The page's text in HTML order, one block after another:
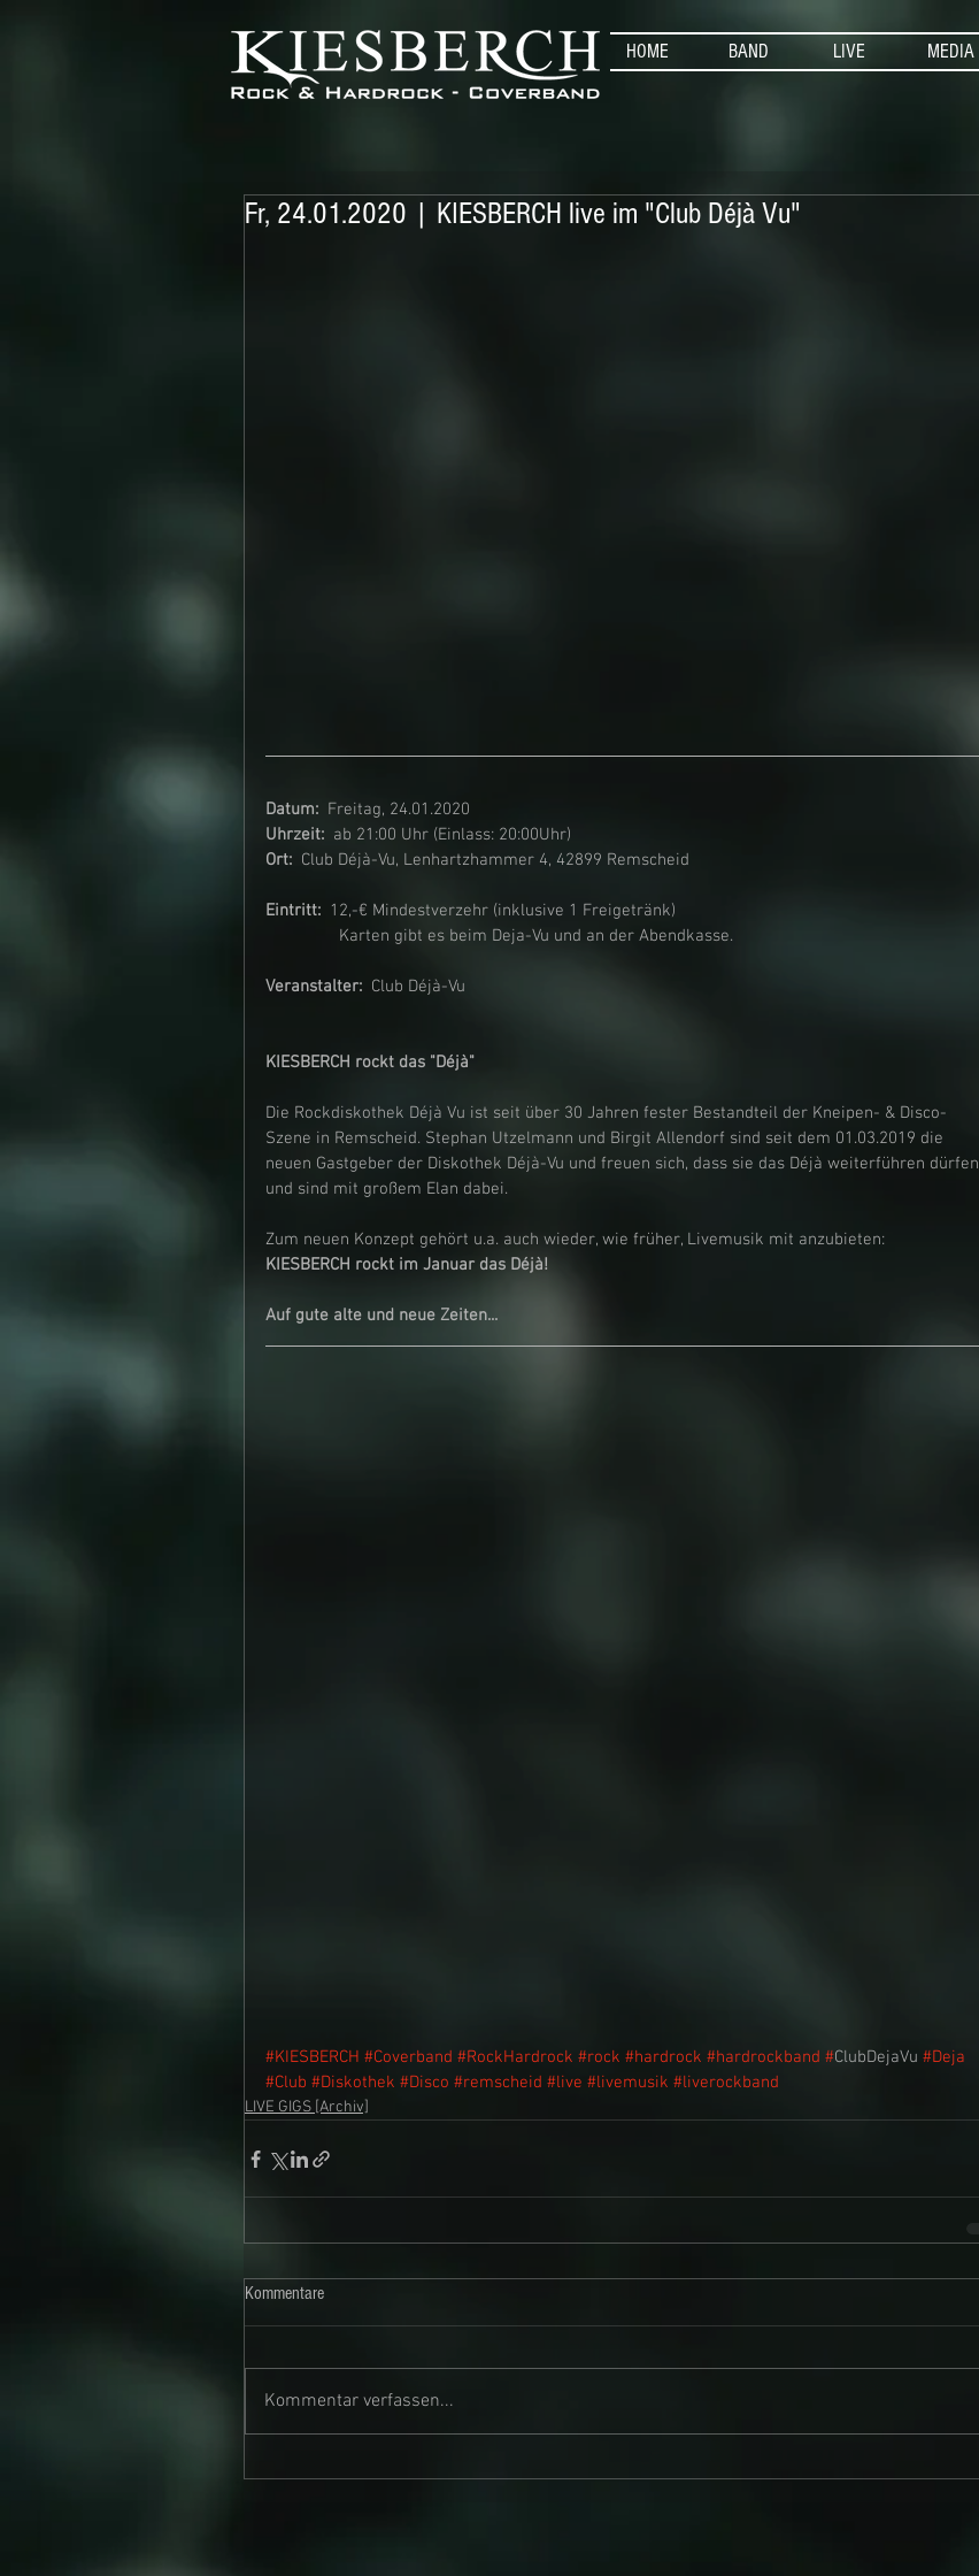
HOME BAND LIVE MEDIA
Fr, 24.01.2020 | KIESBERCH live im "Club Déjà Vu"
Datum:
  Freitag, 24.01.2020
Uhrzeit: ab 21:00 Uhr (Einlass: 20:00Uhr)
Ort:
  Club Déjà-Vu, Lenhartzhammer 4, 42899 Remscheid
Eintritt:
  12,-€ Mindestverzehr (inklusive 1 Freigetränk)
                Karten gibt es beim Deja-Vu und an der Abendkasse.
Veranstalter: Club Déjà-Vu
KIESBERCH rockt das "Déjà"
Die Rockdiskothek Déjà Vu ist seit über 30 Jahren fester Bestandteil der Kneipen- & Disco-
Szene in Remscheid. Stephan Utzelmann und Birgit Allendorf sind seit dem 01.03.2019 die
neuen Gastgeber der Diskothek Déjà-Vu und freuen sich, dass sie das Déjà weiterführen dürfen
und sind mit großem Elan dabei.
Zum neuen Konzept gehört u.a. auch wieder, wie früher, Livemusik mit anzubieten:
KIESBERCH rockt im Januar das Déjà!
Auf gute alte und neue Zeiten...
#KIESBERCH #Coverband #RockHardrock #rock #hardrock #hardrockband #ClubDejaVu #Deja
#Club #Diskothek #Disco #remscheid #live #livemusik #liverockband
LIVE GIGS [Archiv]
Kommentare
Kommentar verfassen...